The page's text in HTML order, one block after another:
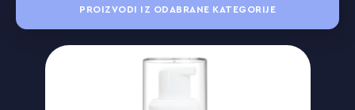
PROIZVODI IZ ODABRANE KATEGORIJE